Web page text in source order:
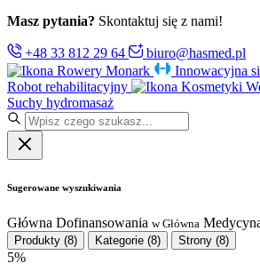
Masz pytania? Skontaktuj się z nami!
+48 33 812 29 64
biuro@hasmed.pl
Rowery Monark
Innowacyjna
Robot rehabilitacyjny
Kosmetyki
Suchy hydromasaż
Sugerowane wyszukiwania
Główna Dofinansowania w Główna
Produkty (8) Kategorie (8) Strony (8)
5%